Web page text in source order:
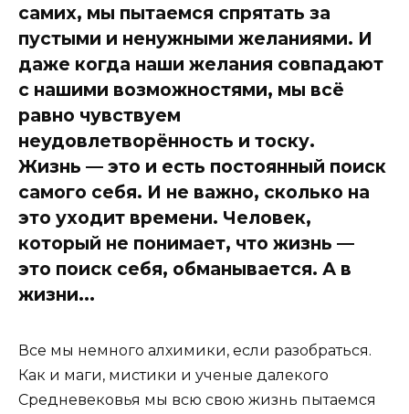
самих, мы пытаемся спрятать за
пустыми и ненужными желаниями. И
даже когда наши желания совпадают
с нашими возможностями, мы всё
равно чувствуем
неудовлетворённость и тоску.
Жизнь — это и есть постоянный поиск
самого себя. И не важно, сколько на
это уходит времени. Человек,
который не понимает, что жизнь —
это поиск себя, обманывается. А в
жизни...
Все мы немного алхимики, если разобраться.
Как и маги, мистики и ученые далекого
Средневековья мы всю свою жизнь пытаемся